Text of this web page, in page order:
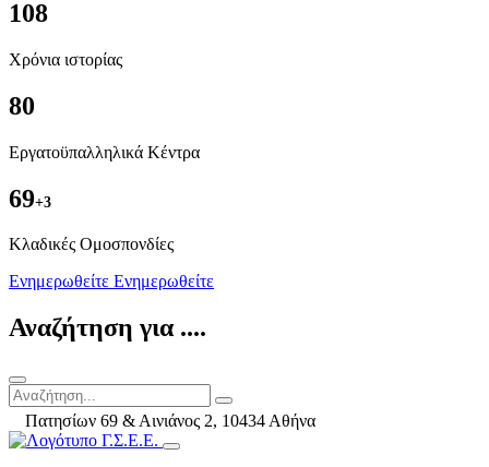
108
Χρόνια ιστορίας
80
Εργατοϋπαλληλικά Κέντρα
69+3
Kλαδικές Ομοσπονδίες
Ενημερωθείτε Ενημερωθείτε
Αναζήτηση για ....
Πατησίων 69 & Αινιάνος 2, 10434 Αθήνα